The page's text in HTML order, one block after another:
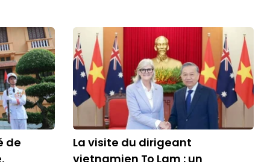
de
La visite du dirigeant
vietnamien To Lam : un